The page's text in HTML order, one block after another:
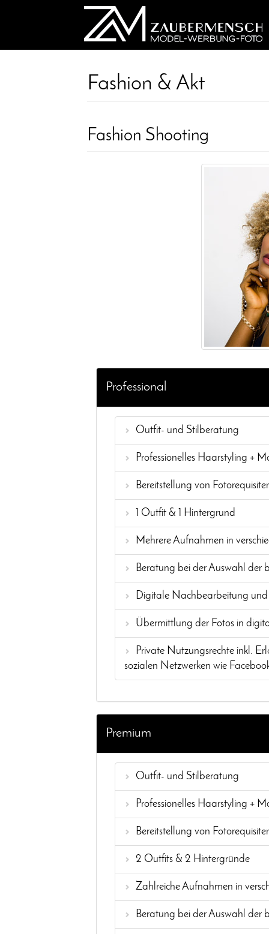
Fashion & Akt
Fashion Shooting
Professional
Outfit- und Stilberatung
Professionelles Haarstyling +
Bereitstellung von
1 Outfit & 1 Hintergrund
Mehrere Aufnahmen in
Beratung bei der Auswahl der
Digitale Nachbearbeitung und
Übermittlung der Fotos in
Private Nutzungsrechte inkl.
sozialen Netzwerken wie
Premium
Outfit- und Stilberatung
Professionelles Haarstyling +
Bereitstellung von
2 Outfits & 2 Hintergründe
Zahlreiche Aufnahmen in
Beratung bei der Auswahl der